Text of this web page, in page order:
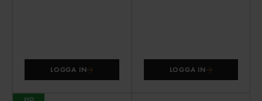
LOGGA IN LOGGA IN